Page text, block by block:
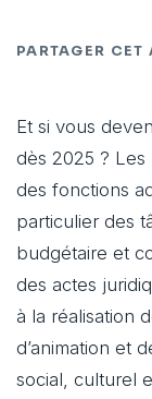
Et si vous
dès 2025 ?
des fonctions
particulier des
budgétaire et
des actes
à la réalisation
d’animation et
social, culturel
PARTAGER CET